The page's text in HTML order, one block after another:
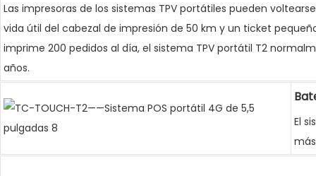
Las impresoras de los sistemas TPV portátiles pueden
vida útil del cabezal de impresión de 50 km y un ticket
imprime 200 pedidos al día, el sistema TPV portátil T2
años.
El